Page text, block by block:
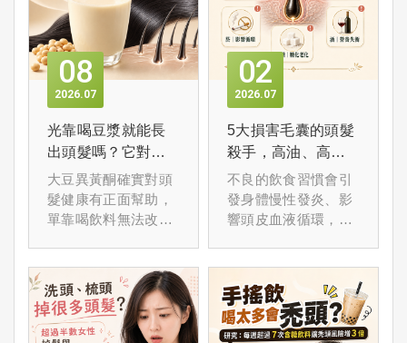
08
07
2026
光靠喝豆漿就能長
出頭髮嗎？它對頭
髮的作用是什麼？
大豆異黃酮確實對頭
髮健康有正面幫助，
單靠喝飲料無法改善
02
07
2026
5大損害毛囊的頭髮
殺手，高油、高
鹽、高糖如何影響
頭髮健康？
不良的飲食習慣會引
發身體慢性發炎、影
響頭皮血液循環，甚